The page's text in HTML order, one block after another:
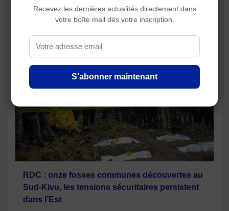
RDC : le protocole de désarmement des FDLR
aussi la loi référendaire
RDC : onze fosses communes découvertes au
Sud-Kivu, les tensions sécuritaires persistent
dans l’Est
Recevez les dernières actualités directement dans
votre boîte mail dès votre inscription.
S'abonner maintenant